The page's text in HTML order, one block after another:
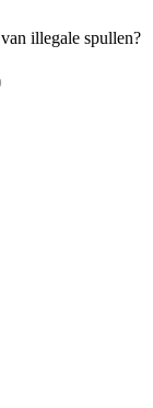
illegale spullen?